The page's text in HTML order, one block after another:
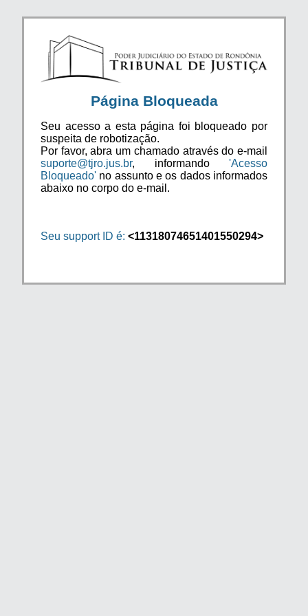
Página Bloqueada
Seu acesso a esta página foi bloqueado por
suspeita de robotização.
Por favor, abra um chamado através do e-mail
suporte@tjro.jus.br, informando 'Acesso
Bloqueado' no assunto e os dados informados
abaixo no corpo do e-mail.
Seu support ID é: <11318074651401550294>